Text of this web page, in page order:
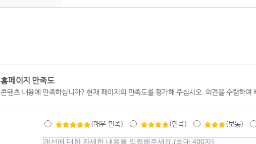
홈페이지 만족도
콘텐츠 내용에 만족하십니까? 현재 페이지의 만족도를 평가해 주십시오. 의견을 수렴하여
(매우 만족) (만족) (보통)